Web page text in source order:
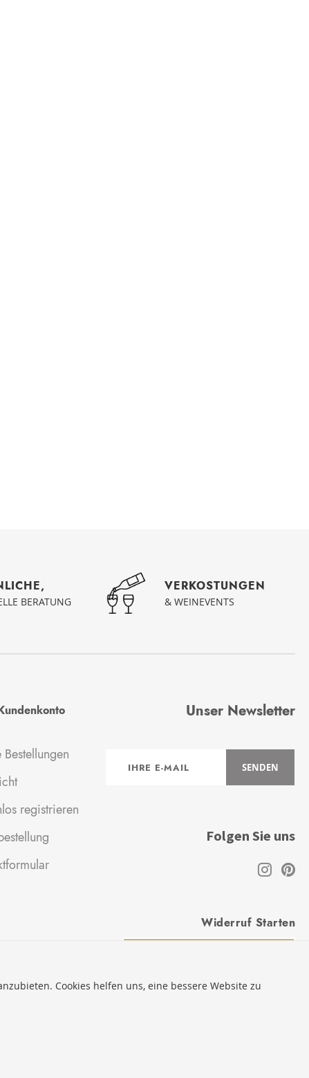
BERATUNG
VERKOSTUNGEN
& WEINEVENTS
registrieren
Unser Newsletter
SENDEN
Folgen Sie uns
Widerruf Starten
Cookies helfen uns, eine bessere Website zu